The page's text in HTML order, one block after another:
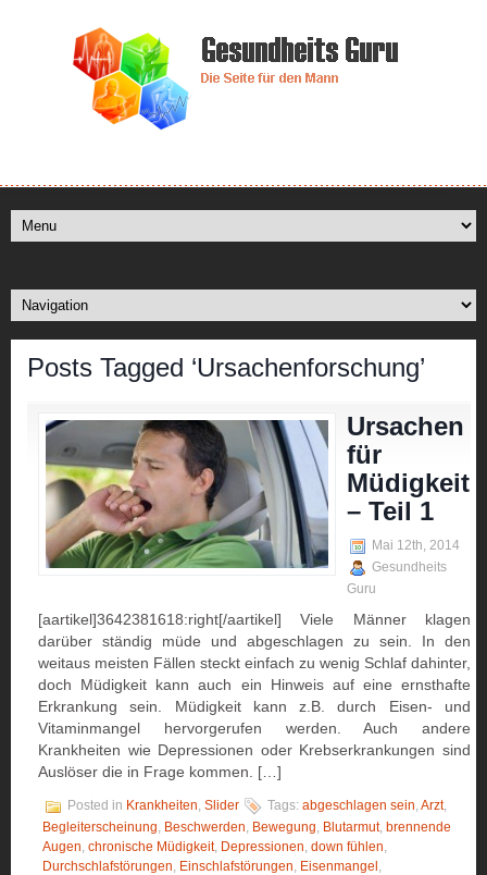
Posts Tagged ‘Ursachenforschung’
Ursachen
für
Müdigkeit
– Teil 1
Mai 12th, 2014
Gesundheits
Guru
[aartikel]3642381618:right[/aartikel] Viele Männer klagen
darüber ständig müde und abgeschlagen zu sein. In den
weitaus meisten Fällen steckt einfach zu wenig Schlaf dahinter,
doch Müdigkeit kann auch ein Hinweis auf eine ernsthafte
Erkrankung sein. Müdigkeit kann z.B. durch Eisen- und
Vitaminmangel hervorgerufen werden. Auch andere
Krankheiten wie Depressionen oder Krebserkrankungen sind
Auslöser die in Frage kommen. […]
Posted in Krankheiten Slider Tags: abgeschlagen sein Arzt,
Begleiterscheinung Beschwerden Bewegung Blutarmut, brennende
Augen chronische Müdigkeit, Depressionen down fühlen
Durchschlafstörungen Einschlafstörungen Eisenmangel